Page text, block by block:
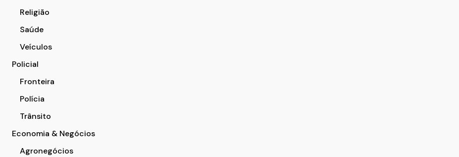
Religião
Saúde
Veículos
Policial
Fronteira
Polícia
Trânsito
Economia & Negócios
Agronegócios